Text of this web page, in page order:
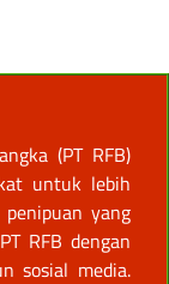
(PT RFB)
untuk lebih
yang
RFB dengan
sosial media.